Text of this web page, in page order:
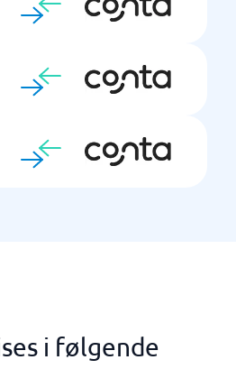
i følgende